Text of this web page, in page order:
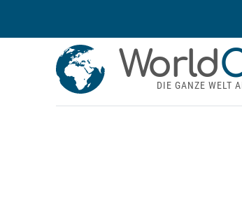
World
DIE GANZE WELT